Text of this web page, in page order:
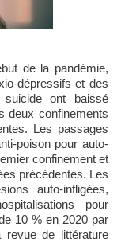
de la pandémie,
dépressifs et des
ont baissé
deux confinements
Les passages
poison pour auto-
confinement et
précédentes. Les
auto-infligées,
pour
10 % en 2020 par
revue de littérature